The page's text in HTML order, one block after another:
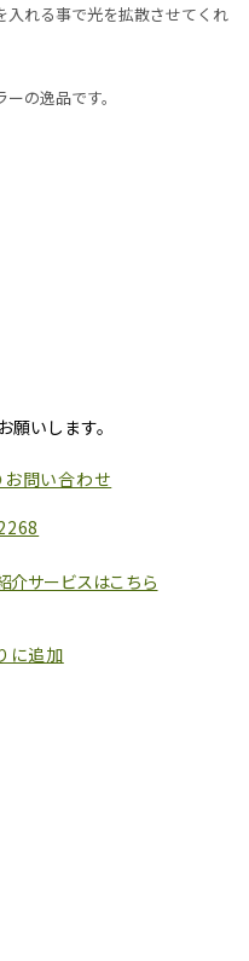
入れる事で光を拡散させてくれ
の逸品です。
いします。
問い合わせ
介サービスはこちら
に追加